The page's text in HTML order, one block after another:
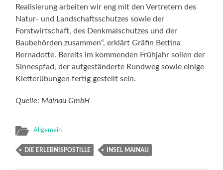
Realisierung arbeiten wir eng mit den Vertretern des
Natur- und Landschaftsschutzes sowie der
Forstwirtschaft, des Denkmalschutzes und der
Baubehörden zusammen“, erklärt Gräfin Bettina
Bernadotte. Bereits im kommenden Frühjahr sollen der
Sinnespfad, der aufgeständerte Rundweg sowie einige
Kletterübungen fertig gestellt sein.
Quelle: Mainau GmbH
Allgemein
DIE ERLEBNISPOSTILLE INSEL MAINAU